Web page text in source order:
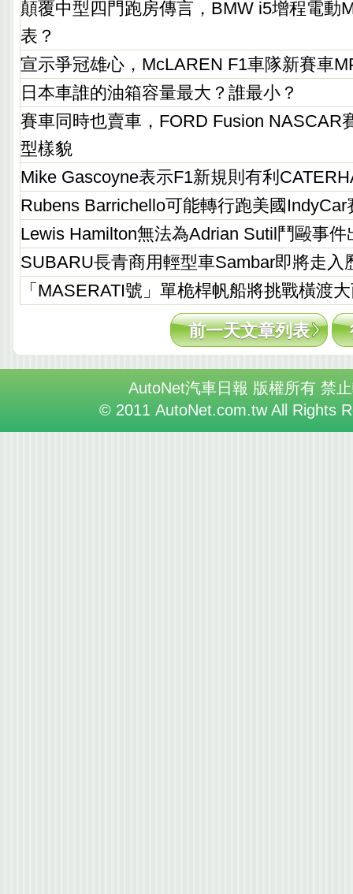
顛覆中型四門跑房傳言，BMW i5增程電動
表？
宣示爭冠雄心，McLAREN F1車隊新賽車
日本車誰的油箱容量最大？誰最小？
賽車同時也賣車，FORD Fusion NASCAR
型樣貌
Mike Gascoyne表示F1新規則有利
Rubens Barrichello可能轉行跑美國IndyCar
Lewis Hamilton無法為Adrian Sutil鬥毆事件
SUBARU長青商用輕型車Sambar即將走入
「MASERATI號」單桅桿帆船將挑戰橫渡
前一天文章列表
AutoNet汽車日報 版權所有 禁
© 2011 AutoNet.com.tw All Rights